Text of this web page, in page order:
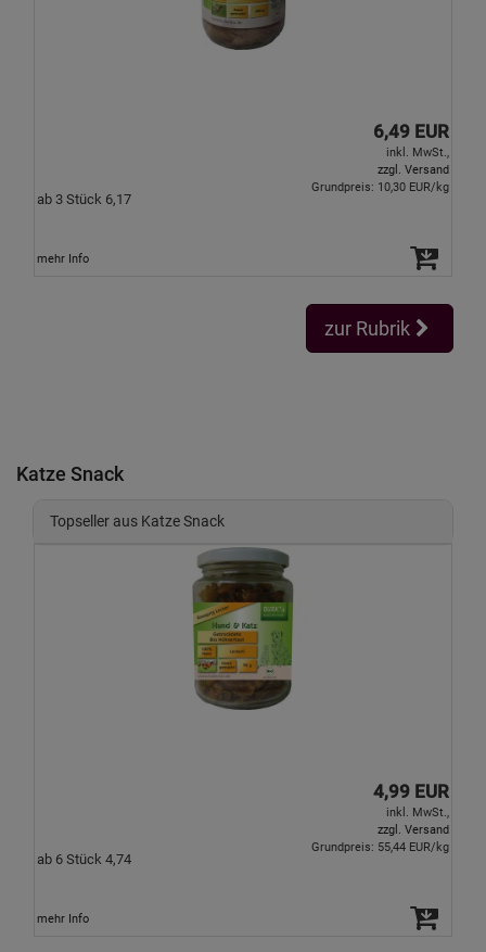
6,49 EUR
inkl. MwSt.,
zzgl. Versand
ab 3 Stück 6,17
Grundpreis: 10,30 EUR/kg
mehr Info
zur Rubrik
Katze Snack
Topseller aus Katze Snack
4,99 EUR
inkl. MwSt.,
zzgl. Versand
ab 6 Stück 4,74
Grundpreis: 55,44 EUR/kg
mehr Info